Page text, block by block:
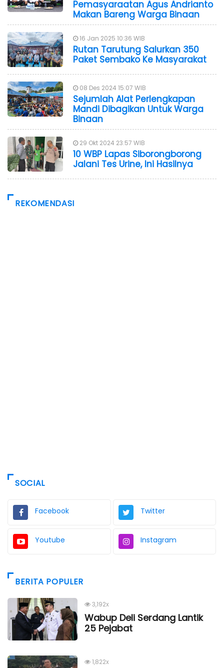
Pemasyaraatan Agus Andrianto
Makan Bareng Warga Binaan
16 Jan 2025 10:36 WIB
Rutan Tarutung Salurkan 350
Paket Sembako Ke Masyarakat
08 Des 2024 15:07 WIB
Sejumlah Alat Perlengkapan
Mandi Dibagikan Untuk Warga
Binaan
29 Okt 2024 23:57 WIB
10 WBP Lapas Siborongborong
Jalani Tes Urine, Ini Hasilnya
REKOMENDASI
SOCIAL
Facebook Twitter
Youtube Instagram
BERITA POPULER
3,192x
Wabup Deli Serdang Lantik
25 Pejabat
1,822x